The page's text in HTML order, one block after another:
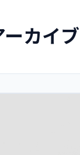
カイブ